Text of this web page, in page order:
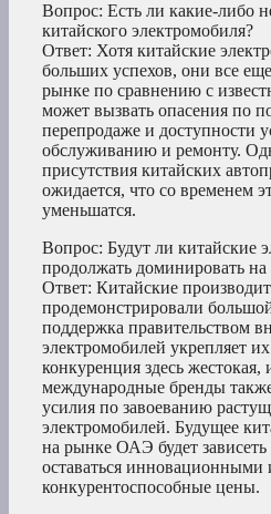
Вопрос: Есть ли какие-либо
китайского электромобиля?
Ответ: Хотя китайские
больших успехов, они все
рынке по сравнению с
может вызвать опасения по
перепродаже и доступности
обслуживанию и ремонту.
присутствия китайских
ожидается, что со временем
уменьшатся.
Вопрос: Будут ли китайские
продолжать доминировать
Ответ: Китайские
продемонстрировали
поддержка правительством
электромобилей укрепляет
конкуренция здесь жестокая,
международные бренды
усилия по завоеванию
электромобилей. Будущее
на рынке ОАЭ будет зависеть
оставаться инновационными
конкурентоспособные цены.